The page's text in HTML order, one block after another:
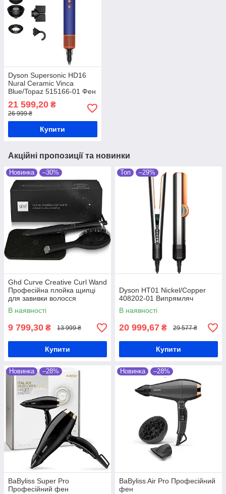
Dyson Supersonic HD16
Nural Ceramic Vinca
Blue/Topaz 515166-01 Фен
21 599,20 ₴
26 999 ₴
Купити
Акційні пропозиції та новинки
Новинка –30%
Ghd Curve Creative Curl Wand
Професійна плойка щипці
для завивки волосся
В наявності
9 799,30 ₴ 13 999 ₴
Купити
Топ –29%
Dyson HT01 Nickel/Copper
408202-01 Випрямляч
В наявності
20 999,67 ₴ 29 577 ₴
Купити
Новинка –28%
BaByliss Super Pro
Професійний фен
Новинка –28%
BaByliss Air Pro Професійний
фен